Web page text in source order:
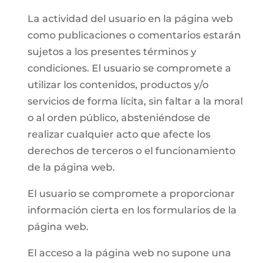
La actividad del usuario en la página web
como publicaciones o comentarios estarán
sujetos a los presentes términos y
condiciones. El usuario se compromete a
utilizar los contenidos, productos y/o
servicios de forma lícita, sin faltar a la moral
o al orden público, absteniéndose de
realizar cualquier acto que afecte los
derechos de terceros o el funcionamiento
de la página web.
El usuario se compromete a proporcionar
información cierta en los formularios de la
página web.
El acceso a la página web no supone una